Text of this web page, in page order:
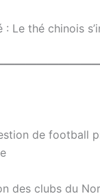
: Le thé chinois
de football
des clubs du